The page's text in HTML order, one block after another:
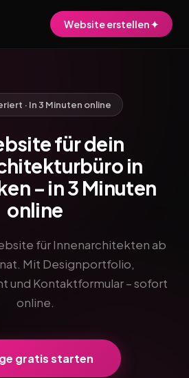
Website erstellen ✦
· In 3 Minuten online
für dein
in
– in 3 Minuten
online
für Innenarchitekten ab
Mit Designportfolio,
und Kontaktformular – sofort
online.
gratis starten